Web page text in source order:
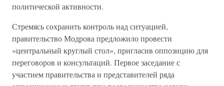
политической активности.
Стремясь сохранить контроль над ситуацией,
правительство Модрова предложило провести
«центральный круглый стол», пригласив оппозицию для
переговоров и консультаций. Первое заседание с
участием правительства и представителей ряда